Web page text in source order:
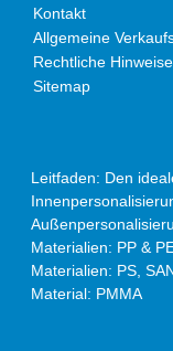
Kontakt
Allgemeine
Rechtliche
Sitemap
Leitfaden: Den
Materialien: PP &
Materialien: PS,
Material: PMMA